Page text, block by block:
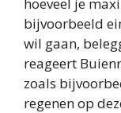
bijvoorbeeld
wil gaan,
reageert
zoals
regenen op